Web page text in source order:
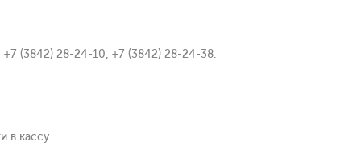
+7 (3842) 28-24-10, +7 (3842) 28-24-38.
в кассу.